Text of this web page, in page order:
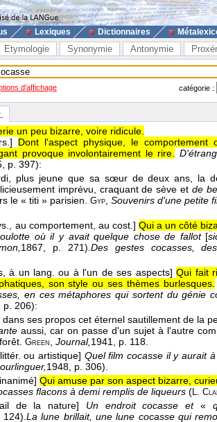
Lexiques Dictionnaires
Etymologie Synonymie Antonymie
d'affichage catégorie :
un peu bizarre, voire ridicule.
Dont l'aspect physique, le comportement
provoque involontairement le rire.
, p. 397):
plus jeune que sa sœur de deux ans, la
imprévu, craquant de sève etde
le « titi » parisien. Gyp, Souvenirs d'une petite
au comportement, au cost.] Qui a un côté
où il y avait quelque chose de fallot[
1867, p. 271).Des gestes cocasses,
à un lang. ou à l'un de ses aspects] Qui fait
son style ou ses thèmes burlesques.
en ces métaphores qui sortent du génie
p. 206):
ses propos cet éternel sautillement de la
aussi, car on passe d'un sujet à l'autre
Green, Journal,1941, p. 118.
ou artistique] Quel film cocasse il y aurait
1948, p. 306).
Qui amuse par son aspect bizarre,
flacons à demi remplis de liqueurs (L.
de la nature] Un endroit cocasse et«
124).La lune brillait, une lune cocasse qui